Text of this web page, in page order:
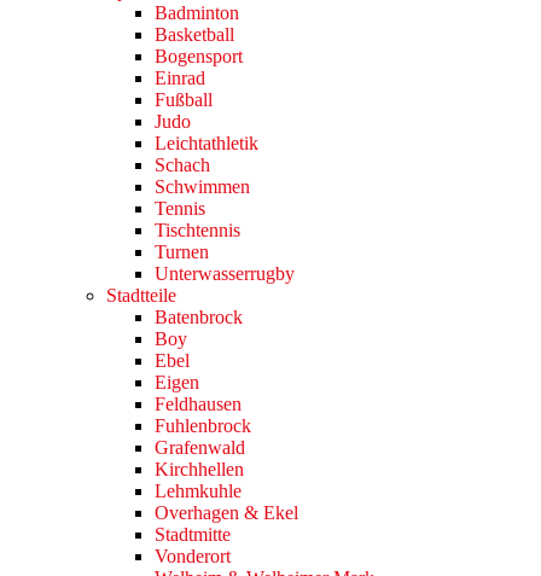
Badminton
Basketball
Bogensport
Einrad
Fußball
Judo
Leichtathletik
Schach
Schwimmen
Tennis
Tischtennis
Turnen
Unterwasserrugby
Stadtteile
Batenbrock
Boy
Ebel
Eigen
Feldhausen
Fuhlenbrock
Grafenwald
Kirchhellen
Lehmkuhle
Overhagen & Ekel
Stadtmitte
Vonderort